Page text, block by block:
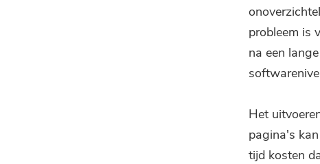
probleem is
na een
Het
pagina's
tijd kosten